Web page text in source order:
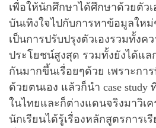
เพื่อให้นักศึกษาได้ศึกษาด้วยตัว
บันเทิงใจไปกับการหาข้อมูลใหม่
เป็นการปรับปรุงตัวเองรวมทั้งค
ประโยชน์สูงสุด รวมทั้งยังได้แ
กันมากขึ้นเรื่อยๆด้วย เพราะกา
ด้วยตนเอง แล้วก็นำ case
ในไทยและก็ต่างแดนจริงมาวิเค
นักเรียนได้รู้เรื่องหลักสูตรการ